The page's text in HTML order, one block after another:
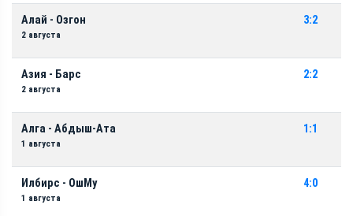
Алай - Озгон
2 августа
3:2
Азия - Барс
2 августа
2:2
Алга - Абдыш-Ата
1 августа
1:1
Илбирс - ОшМу
1 августа
4:0